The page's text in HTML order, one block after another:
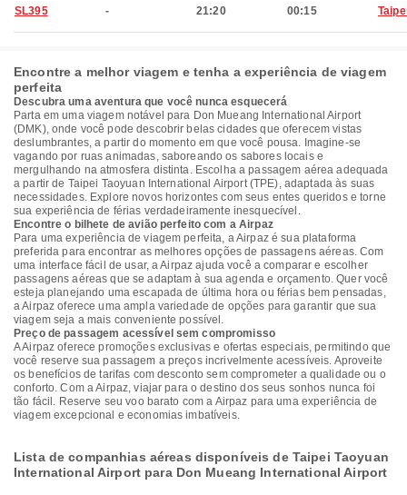
SL395 - 21:20 00:15
Encontre a melhor viagem e tenha a experiência de viagem
perfeita
Descubra uma aventura que você nunca esquecerá
Parta em uma viagem notável para Don Mueang International Airport
(DMK), onde você pode descobrir belas cidades que oferecem vistas
deslumbrantes, a partir do momento em que você pousa. Imagine-se
vagando por ruas animadas, saboreando os sabores locais e
mergulhando na atmosfera distinta. Escolha a passagem aérea adequada
a partir de Taipei Taoyuan International Airport (TPE), adaptada às suas
necessidades. Explore novos horizontes com seus entes queridos e torne
sua experiência de férias verdadeiramente inesquecível.
Encontre o bilhete de avião perfeito com a Airpaz
Para uma experiência de viagem perfeita, a Airpaz é sua plataforma
preferida para encontrar as melhores opções de passagens aéreas. Com
uma interface fácil de usar, a Airpaz ajuda você a comparar e escolher
passagens aéreas que se adaptam à sua agenda e orçamento. Quer você
esteja planejando uma escapada de última hora ou férias bem pensadas,
a Airpaz oferece uma ampla variedade de opções para garantir que sua
viagem seja a mais conveniente possível.
Preço de passagem acessível sem compromisso
A Airpaz oferece promoções exclusivas e ofertas especiais, permitindo que
você reserve sua passagem a preços incrivelmente acessíveis. Aproveite
os benefícios de tarifas com desconto sem comprometer a qualidade ou o
conforto. Com a Airpaz, viajar para o destino dos seus sonhos nunca foi
tão fácil. Reserve seu voo barato com a Airpaz para uma experiência de
viagem excepcional e economias imbatíveis.
Lista de companhias aéreas disponíveis de Taipei Taoyuan
International Airport para Don Mueang International Airport